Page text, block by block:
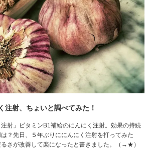
注射、ちょいと調べてみた！
射」ビタミンB1補給のにんにく注射。効果の持続
？先日、５年ぶりににんにく注射を打ってみた
さが改善して楽になったと書きました。（→★）